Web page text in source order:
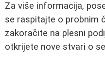
Za više informacija,
se raspitajte o probnim
zakoračite na plesni
otkrijete nove stvari o